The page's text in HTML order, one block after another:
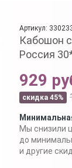
Артикул:
Кабошон
Россия
929
скидка 45%
Мы снизили
до
и другие